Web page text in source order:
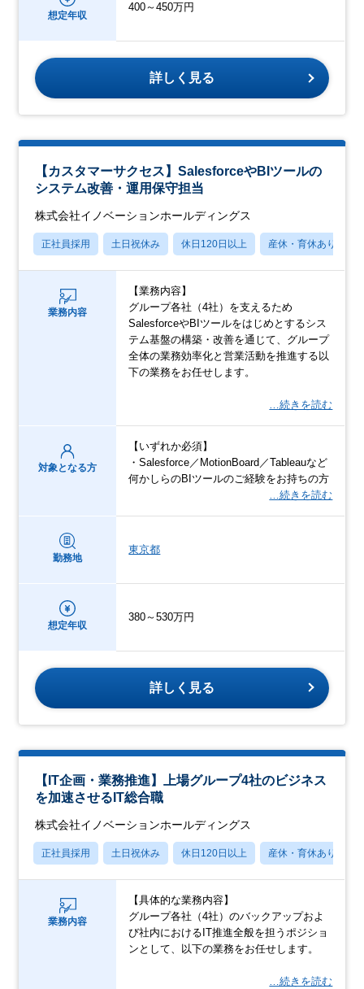
想定年収
400～450万円
詳しく見る
【カスタマーサクセス】SalesforceやBIツールの
システム改善・運用保守担当
株式会社イノベーションホールディングス
正社員採用 土日祝休み 休日120日以上 産休・育休あり
業務内容
【業務内容】
グループ各社（4社）を支えるため
SalesforceやBIツールをはじめとするシス
テム基盤の構築・改善を通じて、グループ
全体の業務効率化と営業活動を推進する以
下の業務をお任せします。
…続きを読む
対象となる方
【いずれか必須】
・Salesforce／MotionBoard／Tableauなど
何かしらのBIツールのご経験をお持ちの方
…続きを読む
勤務地
東京都
想定年収
380～530万円
詳しく見る
【IT企画・業務推進】上場グループ4社のビジネス
を加速させるIT総合職
株式会社イノベーションホールディングス
正社員採用 土日祝休み 休日120日以上 産休・育休あり
業務内容
【具体的な業務内容】
グループ各社（4社）のバックアップおよ
び社内におけるIT推進全般を担うポジショ
ンとして、以下の業務をお任せします。
…続きを読む